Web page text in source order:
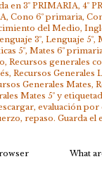
en 3º PRIMARIA, 4º
, Cono 6º primaria,
del Medio,
3º, Lenguaje 5º,
5º, Mates 6º
, Recursos generales
, Recursos Generales
Generales Mates,
Mates 5ºy
, evaluación por
, repaso. Guarda el
What